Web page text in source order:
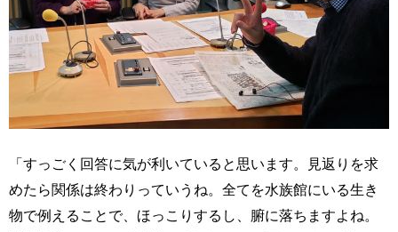
「すっごく回答に気が利いていると思います。見返りを求
めたら関係は終わりっていうね。全てを水族館にいる生き
物で例えることで、ほっこりするし、腑に落ちますよね。